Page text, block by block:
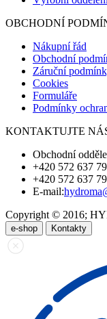
OBCHODNÍ
Nákupní řád
Obchodní
Záruční
Cookies
Formuláře
Podmínky
KONTAKTUJTE
Obchodní
+420 572 637
+420 572 637
E-mail:
Copyright © 2016;
e-shop Kontakty